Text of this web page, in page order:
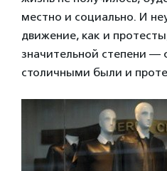
местно и социально. И
движение, как и
значительной степени —
столичными были и